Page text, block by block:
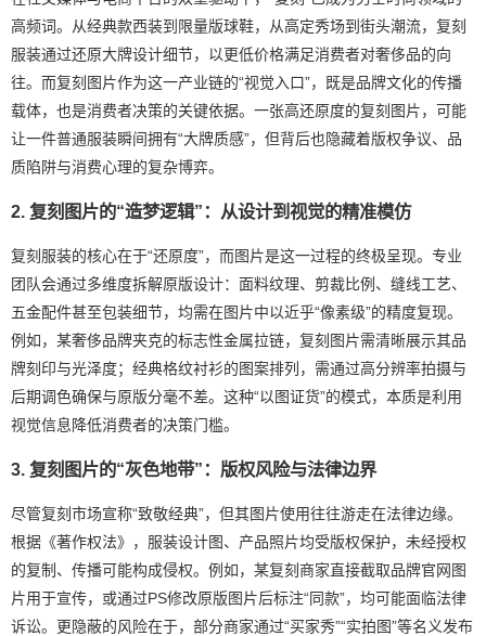
高频词。从经典款西装到限量版球鞋，从高定秀场到街头潮流，复刻
服装通过还原大牌设计细节，以更低价格满足消费者对奢侈品的向
往。而复刻图片作为这一产业链的“视觉入口”，既是品牌文化的传播
载体，也是消费者决策的关键依据。一张高还原度的复刻图片，可能
让一件普通服装瞬间拥有“大牌质感”，但背后也隐藏着版权争议、品
质陷阱与消费心理的复杂博弈。
2. 复刻图片的“造梦逻辑”：从设计到视觉的精准模仿
复刻服装的核心在于“还原度”，而图片是这一过程的终极呈现。专业
团队会通过多维度拆解原版设计：面料纹理、剪裁比例、缝线工艺、
五金配件甚至包装细节，均需在图片中以近乎“像素级”的精度复现。
例如，某奢侈品牌夹克的标志性金属拉链，复刻图片需清晰展示其品
牌刻印与光泽度；经典格纹衬衫的图案排列，需通过高分辨率拍摄与
后期调色确保与原版分毫不差。这种“以图证货”的模式，本质是利用
视觉信息降低消费者的决策门槛。
3. 复刻图片的“灰色地带”：版权风险与法律边界
尽管复刻市场宣称“致敬经典”，但其图片使用往往游走在法律边缘。
根据《著作权法》，服装设计图、产品照片均受版权保护，未经授权
的复制、传播可能构成侵权。例如，某复刻商家直接截取品牌官网图
片用于宣传，或通过PS修改原版图片后标注“同款”，均可能面临法律
诉讼。更隐蔽的风险在于，部分商家通过“买家秀”“实拍图”等名义发布